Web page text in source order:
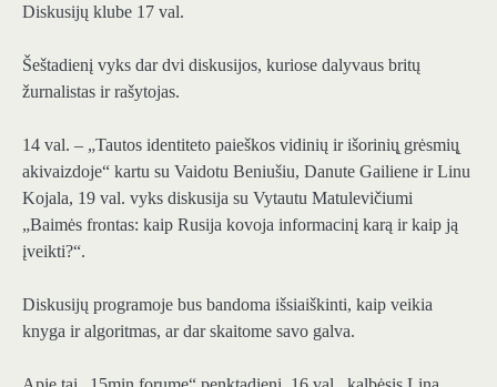
Diskusijų klube 17 val.
Šeštadienį vyks dar dvi diskusijos, kuriose dalyvaus britų
žurnalistas ir rašytojas.
14 val. – „Tautos identiteto paieškos vidinių ir išorinių̨ grėsmių̨
akivaizdoje“ kartu su Vaidotu Beniušiu, Danute Gailiene ir Linu
Kojala, 19 val. vyks diskusija su Vytautu Matulevičiumi
„Baimės frontas: kaip Rusija kovoja informacinį karą ir kaip ją
įveikti?“.
Diskusijų programoje bus bandoma išsiaiškinti, kaip veikia
knyga ir algoritmas, ar dar skaitome savo galva.